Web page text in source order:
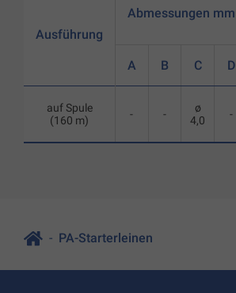
Ausführung
auf Spule
(160 m)
Abmessungen mm
A B C D
- -
ø
4,0
-
PA-Starterleinen